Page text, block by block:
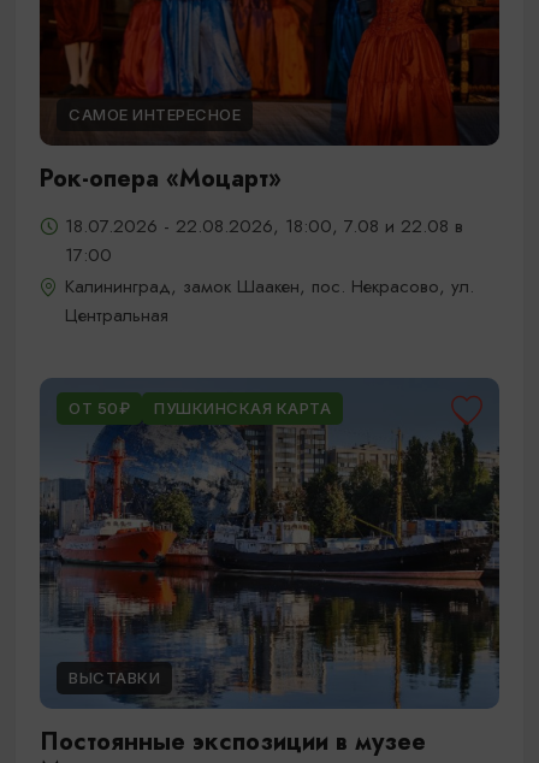
САМОЕ ИНТЕРЕСНОЕ
Рок-опера «Моцарт»
18.07.2026 - 22.08.2026, 18:00, 7.08 и 22.08 в
17:00
Калининград, замок Шаакен, пос. Некрасово, ул.
Центральная
ОТ 50₽ ПУШКИНСКАЯ КАРТА
ВЫСТАВКИ
Постоянные экспозиции в музее